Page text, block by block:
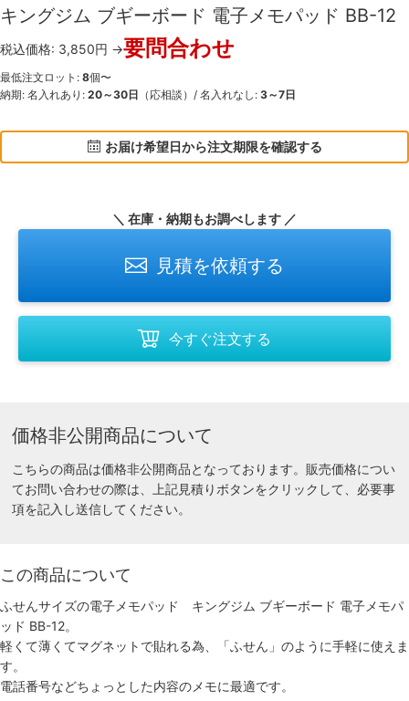
キングジム ブギーボード 電子メモパッド BB-12
税込価格: 3,850円 →要問合わせ
最低注文ロット: 8個〜
納期: 名入れあり: 20～30日 （応相談）/ 名入れなし: 3～7日
お届け希望日から注文期限を確認する
＼ 在庫・納期もお調べします ／
見積を依頼する
今すぐ注文する
価格非公開商品について
こちらの商品は価格非公開商品となっております。販売価格につい
てお問い合わせの際は、上記見積りボタンをクリックして、必要事
項を記入し送信してください。
この商品について
ふせんサイズの電子メモパッド キングジム ブギーボード 電子メモパ
ッド BB-12。
軽くて薄くてマグネットで貼れる為、「ふせん」のように手軽に使えま
す。
電話番号などちょっとした内容のメモに最適です。